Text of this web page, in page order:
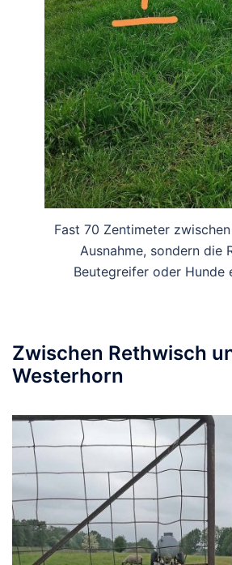
Fast 70 Zentimeter
Ausnahme, sondern die
Beutegreifer oder Hunde
Zwischen Rethwisch
Westerhorn